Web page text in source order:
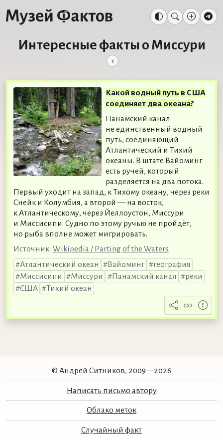
Интересные факты о Миссури
1
Какой водный путь в США
соединяет два океана?
Панамский канал —
не единственный водный
путь, соединяющий
Атлантический и Тихий
океаны. В штате Вайоминг
есть ручей, который
разделяется на два потока.
Первый уходит на запад, к Тихому океану, через реки
Снейк и Колумбия, а второй — на восток,
к Атлантическому, через Йеллоустон, Миссури
и Миссисипи. Судно по этому ручью не пройдёт,
но рыба вполне может мигрировать.
Источник: Wikipedia / Parting of the Waters
Атлантический океан
Вайоминг
география
Миссисипи
Миссури Панамский канал
реки
США
Тихий океан
© Андрей Ситников, 2009—2026
Написать письмо автору
Облако меток
Случайный факт